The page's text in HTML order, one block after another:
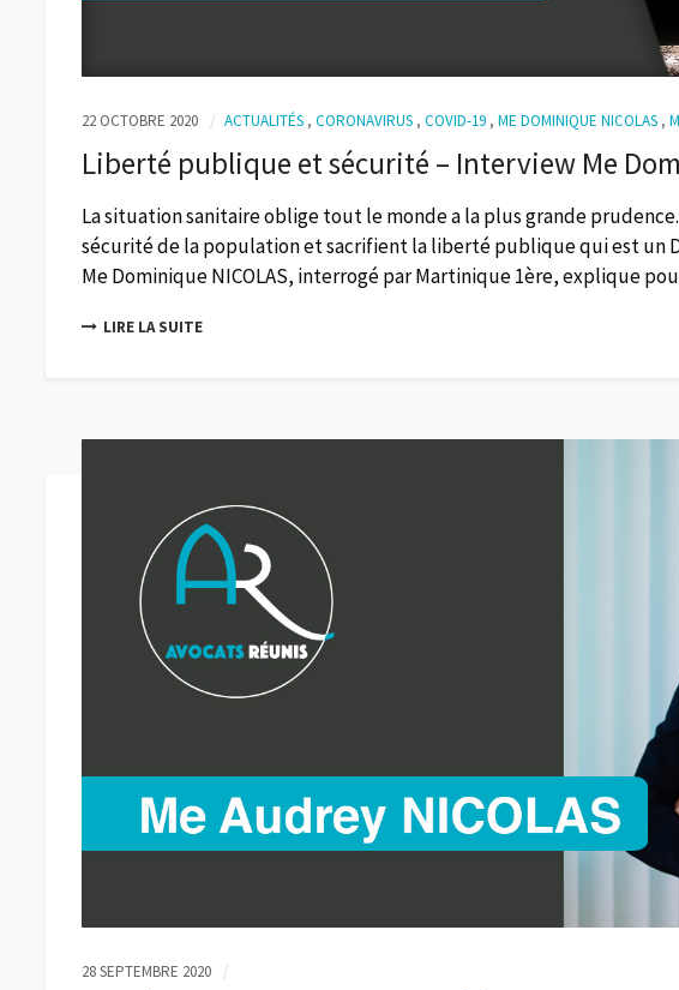
22 OCTOBRE 2020 ACTUALITÉS , CORONAVIRUS , COVID-19 , ME DOMINIQUE NICOLAS ,
Liberté publique et sécurité – Interview Me
La situation sanitaire oblige tout le monde a la plus grande
sécurité de la population et sacrifient la liberté publique qui est un
Me Dominique NICOLAS, interrogé par Martinique 1ère, explique
LIRE LA SUITE
28 SEPTEMBRE 2020